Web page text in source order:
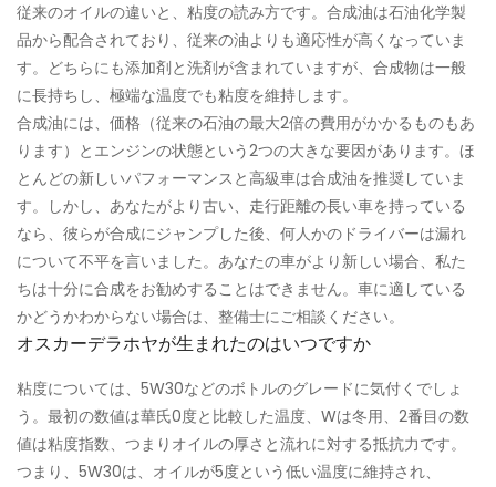
従来のオイルの違いと、粘度の読み方です。合成油は石油化学製
品から配合されており、従来の油よりも適応性が高くなっていま
す。どちらにも添加剤と洗剤が含まれていますが、合成物は一般
に長持ちし、極端な温度でも粘度を維持します。
合成油には、価格（従来の石油の最大2倍の費用がかかるものもあ
ります）とエンジンの状態という2つの大きな要因があります。ほ
とんどの新しいパフォーマンスと高級車は合成油を推奨していま
す。しかし、あなたがより古い、走行距離の長い車を持っている
なら、彼らが合成にジャンプした後、何人かのドライバーは漏れ
について不平を言いました。あなたの車がより新しい場合、私た
ちは十分に合成をお勧めすることはできません。車に適している
かどうかわからない場合は、整備士にご相談ください。
オスカーデラホヤが生まれたのはいつですか
粘度については、5W30などのボトルのグレードに気付くでしょ
う。最初の数値は華氏0度と比較した温度、Wは冬用、2番目の数
値は粘度指数、つまりオイルの厚さと流れに対する抵抗力です。
つまり、5W30は、オイルが5度という低い温度に維持され、